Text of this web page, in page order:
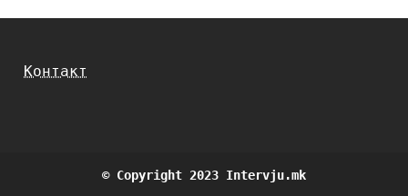
Контакт
© Copyright 2023 Intervju.mk